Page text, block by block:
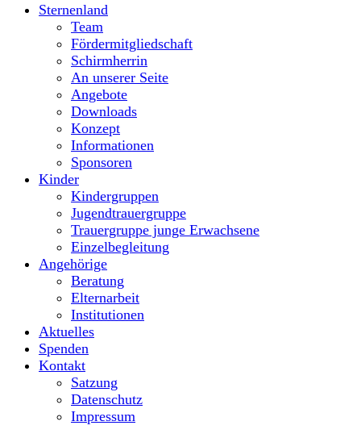
Sternenland
Team
Fördermitgliedschaft
Schirmherrin
An unserer Seite
Angebote
Downloads
Konzept
Informationen
Sponsoren
Kinder
Kindergruppen
Jugendtrauergruppe
Trauergruppe junge Erwachsene
Einzelbegleitung
Angehörige
Beratung
Elternarbeit
Institutionen
Aktuelles
Spenden
Kontakt
Satzung
Datenschutz
Impressum